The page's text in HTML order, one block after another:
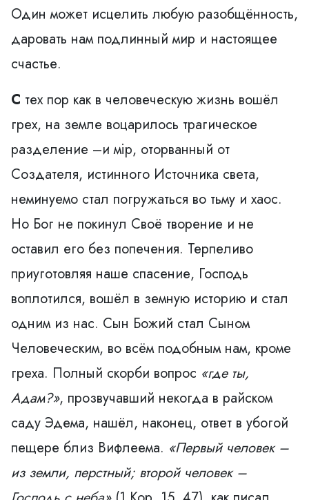
Один может исцелить любую разобщённость,
даровать нам подлинный мир и настоящее
счастье.
С тех пор как в человеческую жизнь вошёл
грех, на земле воцарилось трагическое
разделение –и мiр, оторванный от
Создателя, истинного Источника света,
неминуемо стал погружаться во тьму и хаос.
Но Бог не покинул Своё творение и не
оставил его без попечения. Терпеливо
приуготовляя наше спасение, Господь
воплотился, вошёл в земную историю и стал
одним из нас. Сын Божий стал Сыном
Человеческим, во всём подобным нам, кроме
греха. Полный скорби вопрос «где ты,
Адам?», прозвучавший некогда в райском
саду Эдема, нашёл, наконец, ответ в убогой
пещере близ Вифлеема. «Первый человек –
из земли, перстный; второй человек –